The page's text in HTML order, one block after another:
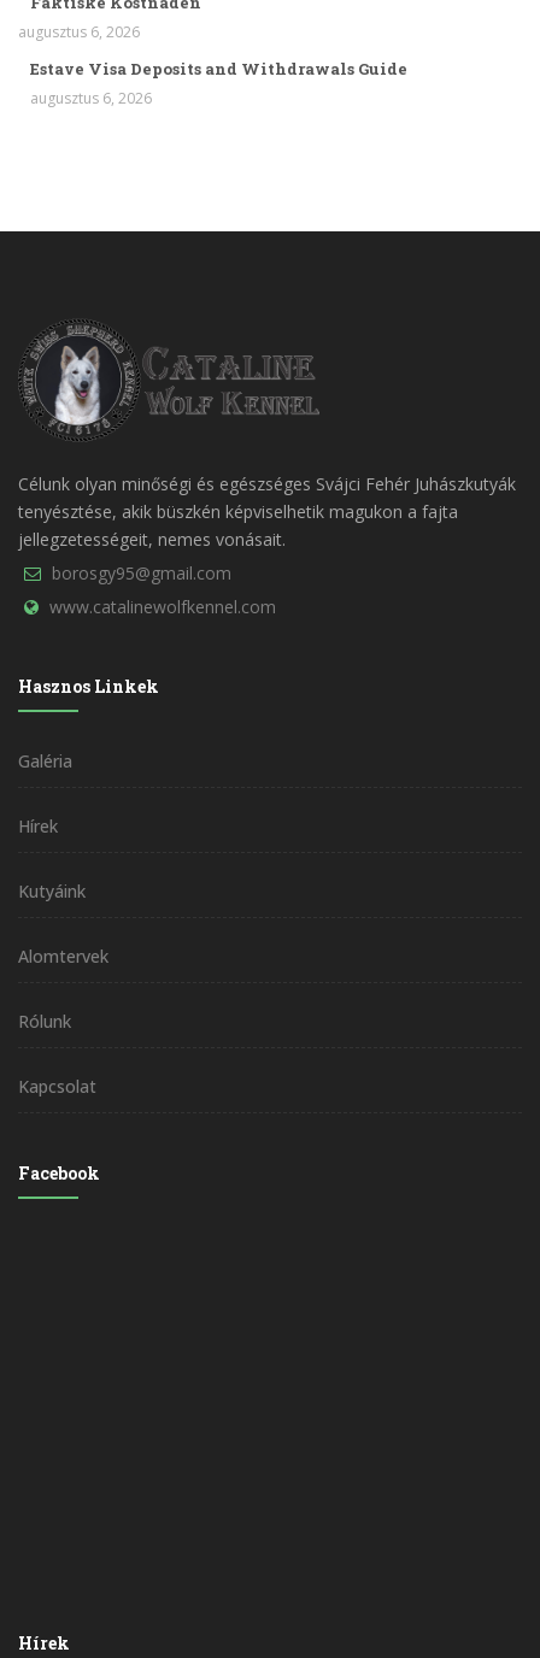
augusztus 6, 2026
Estave Visa Deposits and Withdrawals Guide
augusztus 6, 2026
Célunk olyan minőségi és egészséges Svájci Fehér Juhászkutyák
tenyésztése, akik büszkén képviselhetik magukon a fajta
jellegzetességeit, nemes vonásait.
borosgy95@gmail.com
www.catalinewolfkennel.com
Hasznos Linkek
Galéria
Hírek
Kutyáink
Alomtervek
Rólunk
Kapcsolat
Facebook
Hírek